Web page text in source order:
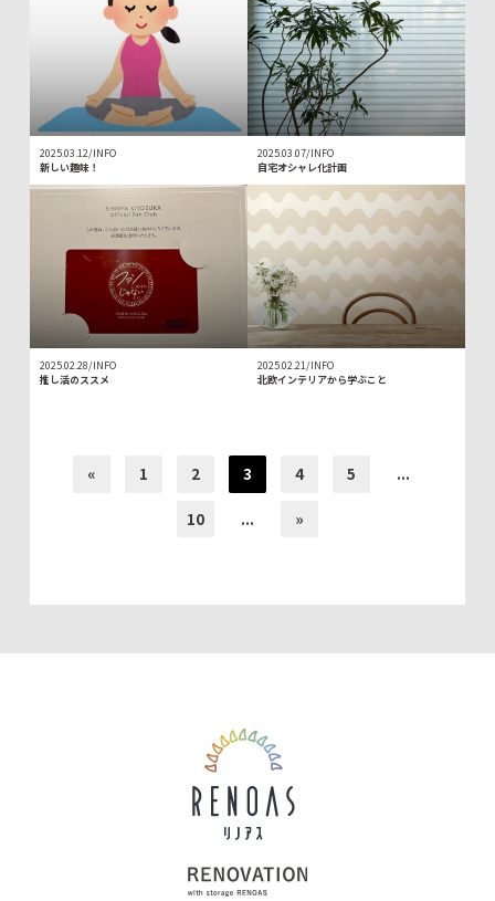
2025.03.12/INFO
新しい趣味！
2025.03.07/INFO
自宅オシャレ化計画
2025.02.28/INFO
推し活のススメ
2025.02.21/INFO
北欧インテリアから学ぶこと
« 1 2 3 4 5 ...
10 ... »